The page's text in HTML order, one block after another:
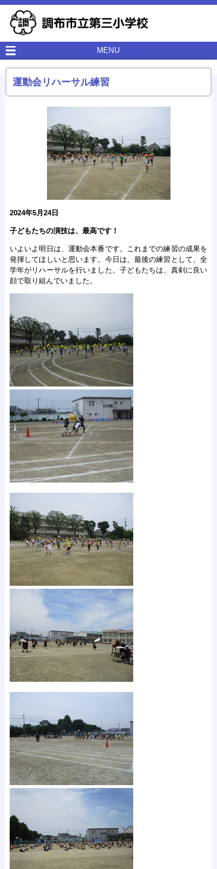
MENU
運動会リハーサル練習
2024年5月24日
子どもたちの演技は、最高です！
いよいよ明日は、運動会本番です。これまでの練習の成果を
発揮してほしいと思います。今日は、最後の練習として、全
学年がリハーサルを行いました。子どもたちは、真剣に良い
顔で取り組んでいました。